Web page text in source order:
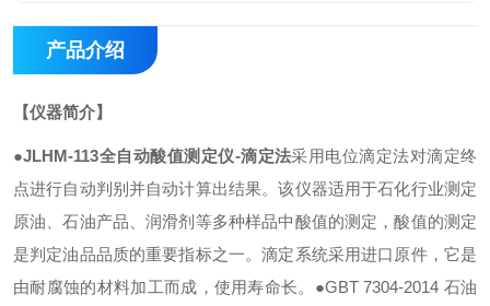
产品介绍
【仪器简介】
●JLHM-113全自动酸值测定仪-滴定法采用电位滴定法对滴定终
点进行自动判别并自动计算出结果。该仪器适用于石化行业测定
原油、石油产品、润滑剂等多种样品中酸值的测定，酸值的测定
是判定油品品质的重要指标之一。滴定系统采用进口原件，它是
由耐腐蚀的材料加工而成，使用寿命长。 ●GBT 7304-2014 石油